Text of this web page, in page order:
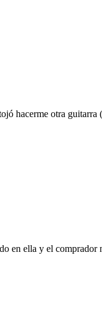
hacerme otra
en ella y el